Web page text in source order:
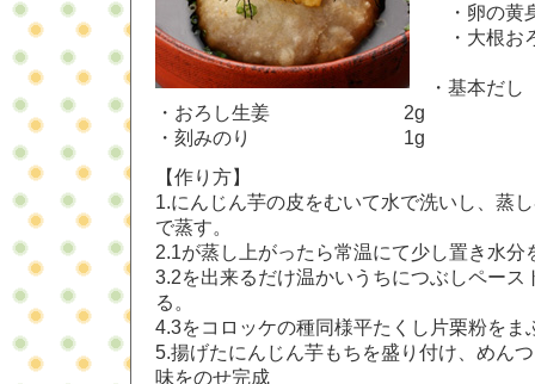
・卵
・大
・基本だし
・おろし生姜 2g
・刻みのり 1g
【作り方】
1.にんじん芋の皮をむいて水で洗いし、蒸
で蒸す。
2.1が蒸し上がったら常温にて少し置き水分
3.2を出来るだけ温かいうちにつぶしペース
る。
4.3をコロッケの種同様平たくし片栗粉をま
5.揚げたにんじん芋もちを盛り付け、めん
味をのせ完成